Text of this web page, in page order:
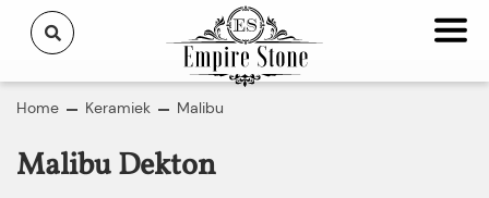
Home Keramiek Malibu
Malibu Dekton